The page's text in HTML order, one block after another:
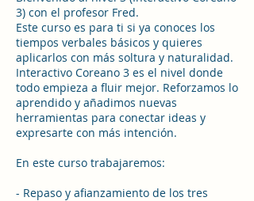
3) con el profesor Fred.
Este curso es para ti si ya conoces los
tiempos verbales básicos y quieres
aplicarlos con más soltura y naturalidad.
Interactivo Coreano 3 es el nivel donde
todo empieza a fluir mejor. Reforzamos lo
aprendido y añadimos nuevas
herramientas para conectar ideas y
expresarte con más intención.
En este curso trabajaremos:
- Repaso y afianzamiento de los tres